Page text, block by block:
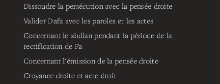
Dissoudre la persécution avec la pensée droite
Valider Dafa avec les paroles et les actes
Concernant le xiulian pendant la période de la
rectification de Fa
Concernant l'émission de la pensée droite
Croyance droite et acte droit